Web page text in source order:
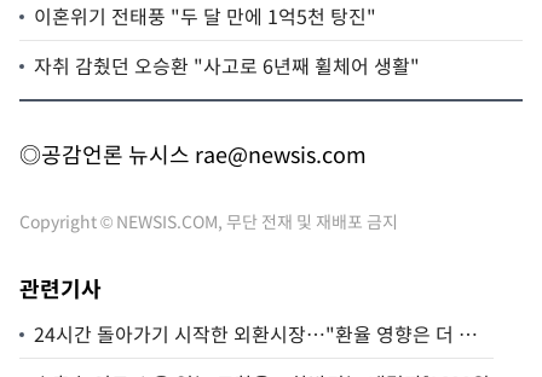
이혼위기 전태풍 "두 달 만에 1억5천 탕진"
자취 감췄던 오승환 "사고로 6년째 휠체어 생활"
◎공감언론 뉴시스 rae@newsis.com
Copyright © NEWSIS.COM, 무단 전재 및 재배포 금지
관련기사
24시간 돌아가기 시작한 외환시장…"환율 영향은 더 지
켜봐야"